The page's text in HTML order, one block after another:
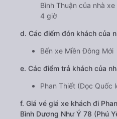
Bình Thuận của nhà xe
4 giờ
d. Các điểm đón khách của
Bến xe Miền Đông Mới
e. Các điểm trả khách của
Phan Thiết (Dọc Quốc
f. Giá vé giá xe khách đi
Bình Dương Như Ý 78 (Phú